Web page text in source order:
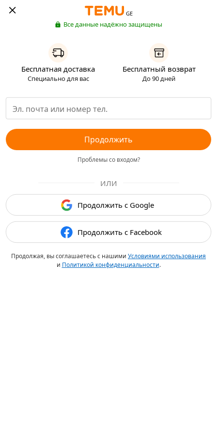
GE
Все данные надёжно защищены
Бесплатная доставка
Специально для вас
Бесплатный возврат
До 90 дней
Продолжить
Проблемы со входом?
ИЛИ
Продолжить с Google
Продолжить с Facebook
Продолжая, вы соглашаетесь с нашими Условиями использования
и Политикой конфиденциальности.